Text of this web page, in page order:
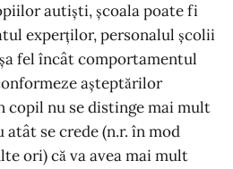
autiști, școala poate fi
experților, personalul școlii
fel încât comportamentul
așteptărilor
copil nu se distinge mai mult
se crede (n.r. în mod
ori) că va avea mai mult